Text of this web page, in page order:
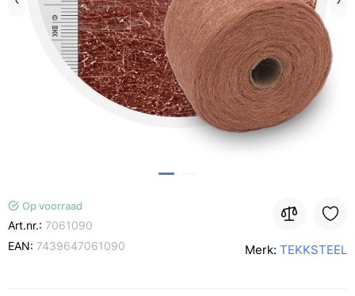
Op voorraad
Art.nr.: 7061090
EAN: 7439647061090 Merk: TEKKSTEEL